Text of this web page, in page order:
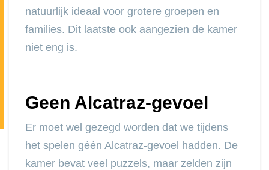
natuurlijk ideaal voor grotere groepen en
families. Dit laatste ook aangezien de kamer
niet eng is.
Geen Alcatraz-gevoel
Er moet wel gezegd worden dat we tijdens
het spelen géén Alcatraz-gevoel hadden. De
kamer bevat veel puzzels, maar zelden zijn